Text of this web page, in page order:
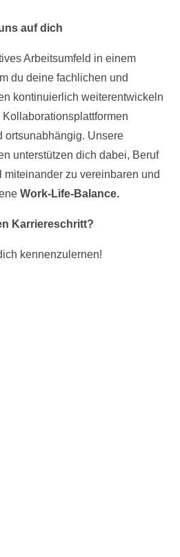
auf dich
Arbeitsumfeld in einem
du deine fachlichen und
kontinuierlich weiterentwickeln
ortsunabhängig. Unsere
unterstützen dich dabei, Beruf
zu vereinbaren und
Work-Life-Balance.
Karriereschritt?
kennenzulernen!